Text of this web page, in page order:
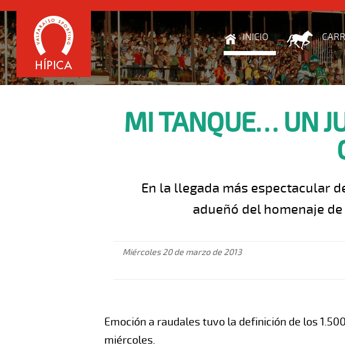
INICIO
MI TANQUE… UN
En la llegada más espectacular
adueñó del homenaje
Miércoles 20 de marzo de 2013
Emoción a raudales tuvo la definición de los
miércoles.